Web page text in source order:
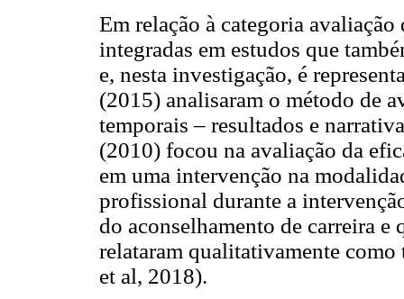
Em relação à categoria
integradas em estudos que
e, nesta investigação, é
(2015) analisaram o método de
temporais – resultados e
(2010) focou na avaliação da
em uma intervenção na
profissional durante a
do aconselhamento de carreira e
relataram qualitativamente
et al, 2018).